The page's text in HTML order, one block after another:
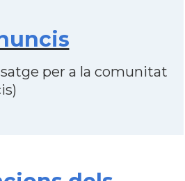
per a la comunitat